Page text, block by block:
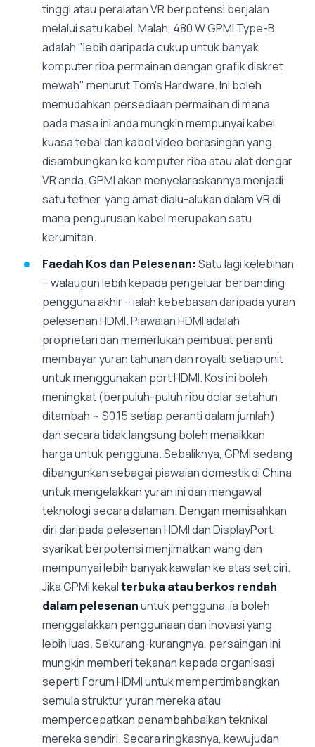
tinggi atau peralatan VR berpotensi berjalan
melalui satu kabel. Malah, 480 W GPMI Type-B
adalah "lebih daripada cukup untuk banyak
komputer riba permainan dengan grafik diskret
mewah" menurut Tom's Hardware. Ini boleh
memudahkan persediaan permainan di mana
pada masa ini anda mungkin mempunyai kabel
kuasa tebal dan kabel video berasingan yang
disambungkan ke komputer riba atau alat dengar
VR anda. GPMI akan menyelaraskannya menjadi
satu tether, yang amat dialu-alukan dalam VR di
mana pengurusan kabel merupakan satu
kerumitan.
Faedah Kos dan Pelesenan:Satu lagi kelebihan
– walaupun lebih kepada pengeluar berbanding
pengguna akhir – ialah kebebasan daripada yuran
pelesenan HDMI. Piawaian HDMI adalah
proprietari dan memerlukan pembuat peranti
membayar yuran tahunan dan royalti setiap unit
untuk menggunakan port HDMI. Kos ini boleh
meningkat (berpuluh-puluh ribu dolar setahun
ditambah ~ $0.15 setiap peranti dalam jumlah)
dan secara tidak langsung boleh menaikkan
harga untuk pengguna. Sebaliknya, GPMI sedang
dibangunkan sebagai piawaian domestik di China
untuk mengelakkan yuran ini dan mengawal
teknologi secara dalaman. Dengan memisahkan
diri daripada pelesenan HDMI dan DisplayPort,
syarikat berpotensi menjimatkan wang dan
mempunyai lebih banyak kawalan ke atas set ciri.
Jika GPMI kekalterbuka atau berkos rendah
dalam pelesenanuntuk pengguna, ia boleh
menggalakkan penggunaan dan inovasi yang
lebih luas. Sekurang-kurangnya, persaingan ini
mungkin memberi tekanan kepada organisasi
seperti Forum HDMI untuk mempertimbangkan
semula struktur yuran mereka atau
mempercepatkan penambahbaikan teknikal
mereka sendiri. Secara ringkasnya, kewujudan